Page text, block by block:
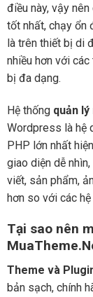
điều này, vậy
tốt nhất, chạy ổn
là trên thiết bị di
nhiều hơn với
bị đa dạng.
Hệ thống quản
Wordpress là hệ
PHP lớn nhất
giao diện dễ
viết, sản phẩm,
hơn so với các
Tại sao nên
Theme và
bản sạch, chính